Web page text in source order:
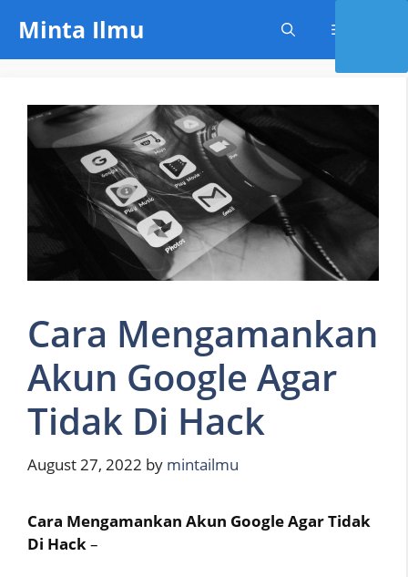
content
Minta Ilmu
Cara Mengamankan
Akun Google Agar
Tidak Di Hack
August 27, 2022 by mintailmu
Cara Mengamankan Akun Google Agar Tidak
Di Hack –